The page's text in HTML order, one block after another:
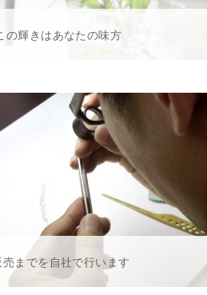
の輝きはあなたの味方
までを自社で行います